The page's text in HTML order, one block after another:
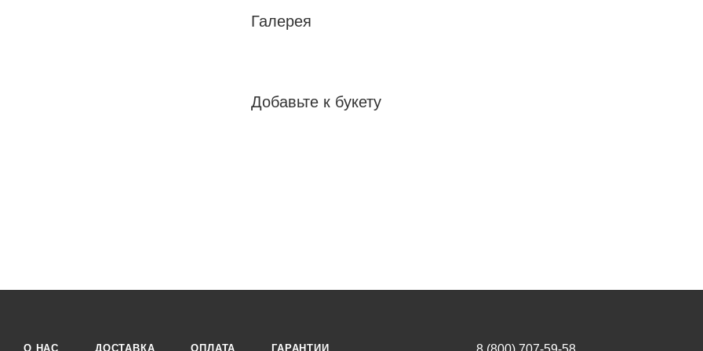
Галерея
Добавьте к букету
О НАС ДОСТАВКА ОПЛАТА ГАРАНТИИ